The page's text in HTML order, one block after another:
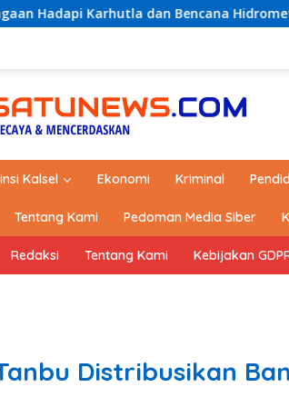
Bencana Hidrometeorologi MTQN
Kalsel Ekonomi Kriminal
Tentang Kami Pedoman Media Siber
Redaksi Tentang Kami Kebijakan
Distribusikan